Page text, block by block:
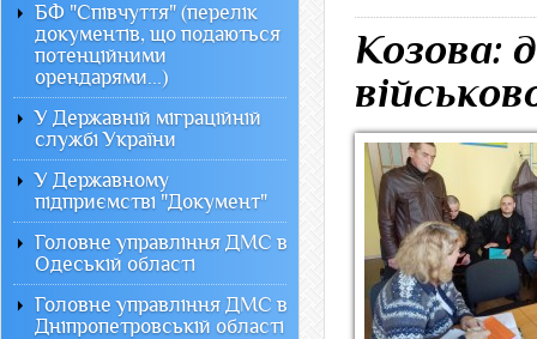
Козова:
БФ "Співчуття" (перелік
документів, що подаються
потенційними
орендарями...)
У Державній міграційній
службі України
У Державному
підприємстві "Документ"
Головне управління ДМС в
Одеській області
Головне управління ДМС в
Дніпропетровській області